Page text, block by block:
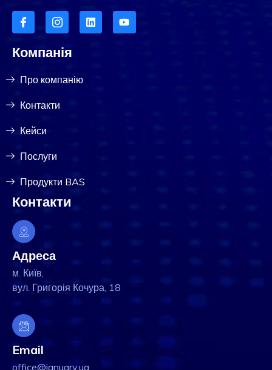
Компанія
Про компанію
Контакти
Кейси
Послуги
Продукти BAS
Контакти
Адреса
м. Київ,
вул. Григорія Кочура, 18
Email
office@january.ua